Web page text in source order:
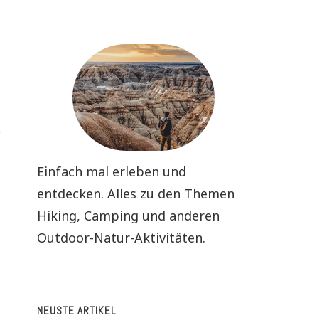
Einfach mal erleben und
entdecken. Alles zu den Themen
Hiking, Camping und anderen
Outdoor-Natur-Aktivitäten.
NEUSTE ARTIKEL